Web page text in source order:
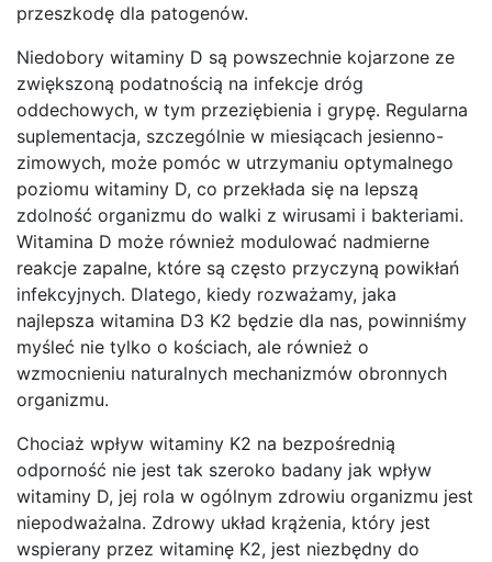
przeszkodę dla patogenów.
Niedobory witaminy D są powszechnie kojarzone ze
zwiększoną podatnością na infekcje dróg
oddechowych, w tym przeziębienia i grypę. Regularna
suplementacja, szczególnie w miesiącach jesienno-
zimowych, może pomóc w utrzymaniu optymalnego
poziomu witaminy D, co przekłada się na lepszą
zdolność organizmu do walki z wirusami i bakteriami.
Witamina D może również modulować nadmierne
reakcje zapalne, które są często przyczyną powikłań
infekcyjnych. Dlatego, kiedy rozważamy, jaka
najlepsza witamina D3 K2 będzie dla nas, powinniśmy
myśleć nie tylko o kościach, ale również o
wzmocnieniu naturalnych mechanizmów obronnych
organizmu.
Chociaż wpływ witaminy K2 na bezpośrednią
odporność nie jest tak szeroko badany jak wpływ
witaminy D, jej rola w ogólnym zdrowiu organizmu jest
niepodważalna. Zdrowy układ krążenia, który jest
wspierany przez witaminę K2, jest niezbędny do